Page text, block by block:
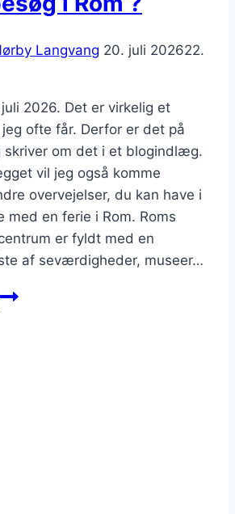
Langvang 20. juli 202622.
2026. Det er virkelig et
ofte får. Derfor er det på
skriver om det i et blogindlæg.
vil jeg også komme
overvejelser, du kan have i
med en ferie i Rom. Roms
er fyldt med en
af seværdigheder, museer…